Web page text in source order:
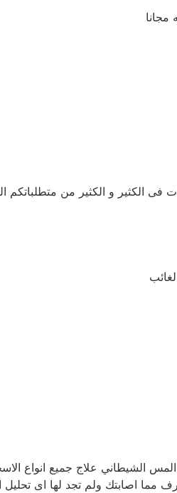
مجانا
الكثير و الكثير من متطلباتكم
الشيطاني علاج جميع انواع
مما اصابتك ولم تجد لها اى